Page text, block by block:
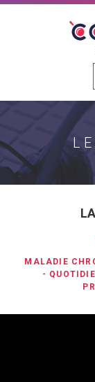
MALADIE
-